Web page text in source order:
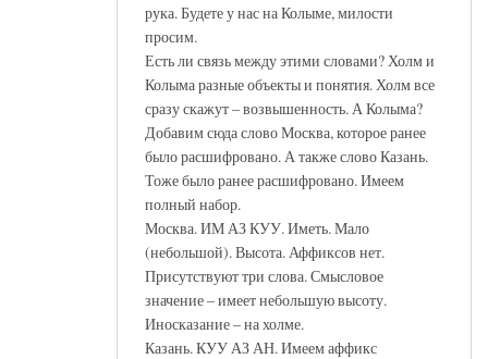
рука. Будете у нас на Колыме, милости
просим.
Есть ли связь между этими словами? Холм и
Колыма разные объекты и понятия. Холм все
сразу скажут – возвышенность. А Колыма?
Добавим сюда слово Москва, которое ранее
было расшифровано. А также слово Казань.
Тоже было ранее расшифровано. Имеем
полный набор.
Москва. ИМ АЗ КУУ. Иметь. Мало
(небольшой). Высота. Аффиксов нет.
Присутствуют три слова. Смысловое
значение – имеет небольшую высоту.
Иносказание – на холме.
Казань. КУУ АЗ АН. Имеем аффикс